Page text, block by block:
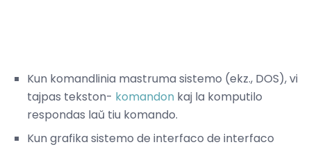
Kun komandlinia mastruma sistemo (ekz., DOS), vi
tajpas tekston- komandon kaj la komputilo
respondas laŭ tiu komando.
Kun grafika sistemo de interfaco de interfaco